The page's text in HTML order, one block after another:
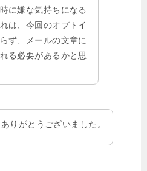
に嫌な気持ちになる
は、今回のオプトイ
ず、メールの文章に
る必要があるかと思
りがとうございました。